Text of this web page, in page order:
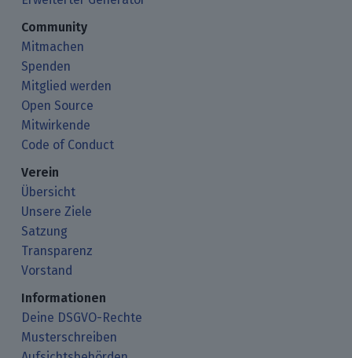
Community
Mitmachen
Spenden
Mitglied werden
Open Source
Mitwirkende
Code of Conduct
Verein
Übersicht
Unsere Ziele
Satzung
Transparenz
Vorstand
Informationen
Deine DSGVO-Rechte
Musterschreiben